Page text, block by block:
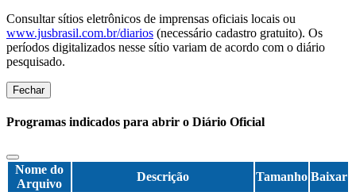
Consultar sítios eletrônicos de imprensas oficiais locais ou
www.jusbrasil.com.br/diarios (necessário cadastro gratuito). Os
períodos digitalizados nesse sítio variam de acordo com o diário
pesquisado.
Fechar
Programas indicados para abrir o Diário Oficial
Nome do
Arquivo
Descrição Tamanho Baixar